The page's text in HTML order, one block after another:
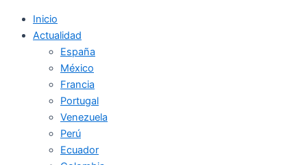
Inicio
Actualidad
España
México
Francia
Portugal
Venezuela
Perú
Ecuador